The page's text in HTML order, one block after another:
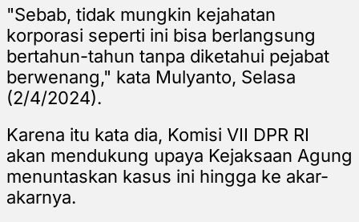
"Sebab, tidak mungkin kejahatan
korporasi seperti ini bisa berlangsung
bertahun-tahun tanpa diketahui pejabat
berwenang," kata Mulyanto, Selasa
(2/4/2024).
Karena itu kata dia, Komisi VII DPR RI
akan mendukung upaya Kejaksaan Agung
menuntaskan kasus ini hingga ke akar-
akarnya.